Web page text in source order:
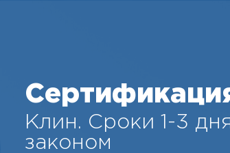
Клин. Cроки 1-3
законом